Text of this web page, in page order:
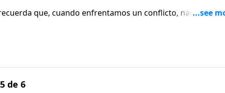
que, cuando enfrentamos un conflicto, nada es
de 6